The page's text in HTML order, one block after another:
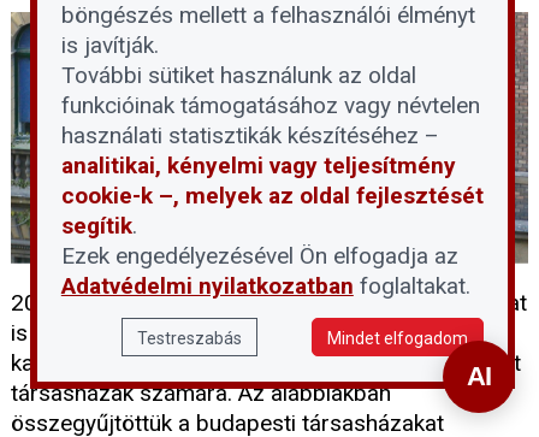
2026-ban a fővárosi és több kerületi önkormányzat
is kínál vissza nem térítendő, illetve részben
kamatmentes kölcsönnel kombinált támogatásokat
társasházak számára. Az alábbiakban
összegyűjtöttük a budapesti társasházakat
böngészés mellett a felhasználói élményt
is javítják.
További sütiket használunk az oldal
funkcióinak támogatásához vagy névtelen
használati statisztikák készítéséhez –
analitikai, kényelmi vagy teljesítmény
cookie-k –, melyek az oldal fejlesztését
segítik.
Ezek engedélyezésével Ön elfogadja az
Adatvédelmi nyilatkozatban foglaltakat.
Testreszabás Mindet elfogadom